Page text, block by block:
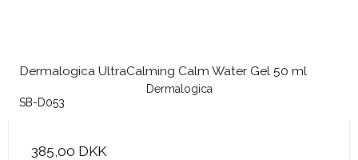
Dermalogica UltraCalming Calm Water Gel 50 ml
Dermalogica
SB-D053
385,00 DKK